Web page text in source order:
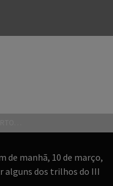
de manhã, 10 de março,
alguns dos trilhos do III